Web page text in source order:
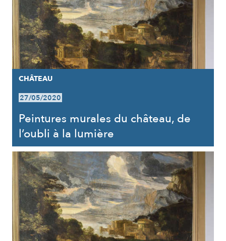
CHÂTEAU
27/05/2020
Peintures murales du château, de
l’oubli à la lumière